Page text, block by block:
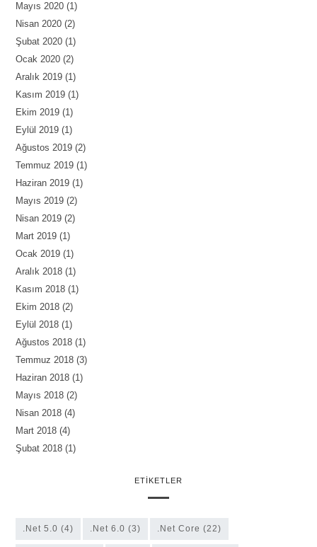
Mayıs 2020(1)
Nisan 2020(2)
Şubat 2020(1)
Ocak 2020(2)
Aralık 2019(1)
Kasım 2019(1)
Ekim 2019(1)
Eylül 2019(1)
Ağustos 2019(2)
Temmuz 2019(1)
Haziran 2019(1)
Mayıs 2019(2)
Nisan 2019(2)
Mart 2019(1)
Ocak 2019(1)
Aralık 2018(1)
Kasım 2018(1)
Ekim 2018(2)
Eylül 2018(1)
Ağustos 2018(1)
Temmuz 2018(3)
Haziran 2018(1)
Mayıs 2018(2)
Nisan 2018(4)
Mart 2018(4)
Şubat 2018(1)
ETIKETLER
.Net 5.0 (4) .Net 6.0 (3) .Net Core (22)